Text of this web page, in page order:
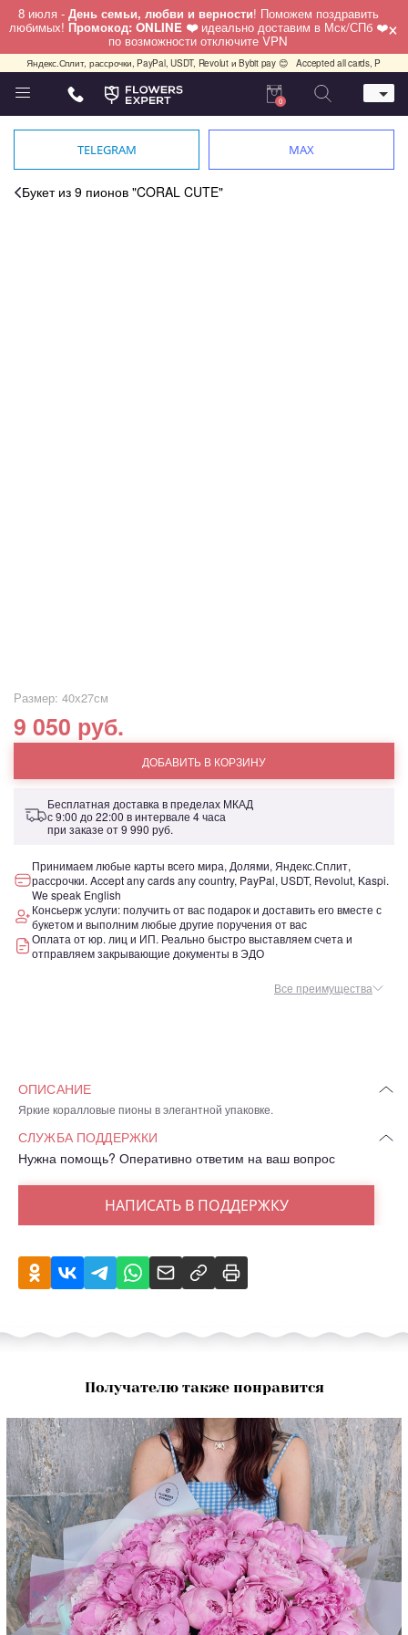
8 июля - День семьи, любви и верности! Поможем поздравить
любимых! Промокод: ONLINE ❤️ идеально доставим в Мск/СПб ❤️
по возможности отключите VPN ×
рассрочки, PayPal, USDT, Revolut и Bybit pay 😊 Accepted all cards, PayPal,
Телефон
+7 (495) 982-55-05
0
TELEGRAM MAX
Букет из 9 пионов "CORAL CUTE"
Размер: 40х27см
9 050 руб.
ДОБАВИТЬ В КОРЗИНУ
Бесплатная доставка в пределах МКАД
с 9:00 до 22:00 в интервале 4 часа
при заказе от9 990 руб.
Принимаем любые карты всего мира, Долями, Яндекс.Сплит,
рассрочки. Accept any cards any country, PayPal, USDT, Revolut, Kaspi.
We speak English
Консьерж услуги: получить от вас подарок и доставить его вместе с
букетом и выполним любые другие поручения от вас
Оплата от юр. лиц и ИП. Реально быстро выставляем счета и
отправляем закрывающие документы в ЭДО
Все преимущества
ОПИСАНИЕ
Яркие коралловые пионы в элегантной упаковке.
СЛУЖБА ПОДДЕРЖКИ
Нужна помощь? Оперативно ответим на ваш вопрос
НАПИСАТЬ В ПОДДЕРЖКУ
Получателю также понравится